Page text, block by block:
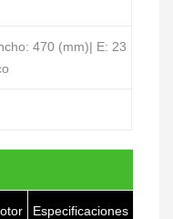
470 (mm)| E: 23
Especificaciones